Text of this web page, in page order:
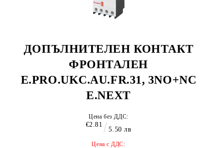
ДОПЪЛНИТЕЛЕН КОНТАКТ
ФРОНТАЛЕН
E.PRO.UKC.AU.FR.31, 3NO+NC
E.NEXT
Цена без ДДС:
€2.81
5.50 лв
Цена с ДДС: